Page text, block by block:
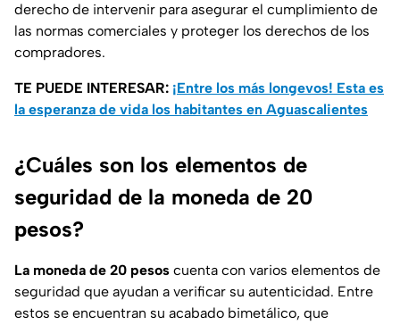
derecho de intervenir para asegurar el cumplimiento de
las normas comerciales y proteger los derechos de los
compradores.
TE PUEDE INTERESAR: ¡Entre los más longevos! Esta es
la esperanza de vida los habitantes en Aguascalientes
¿Cuáles son los elementos de
seguridad de la moneda de 20
pesos?
La moneda de 20 pesos cuenta con varios elementos de
seguridad que ayudan a verificar su autenticidad. Entre
estos se encuentran su acabado bimetálico, que